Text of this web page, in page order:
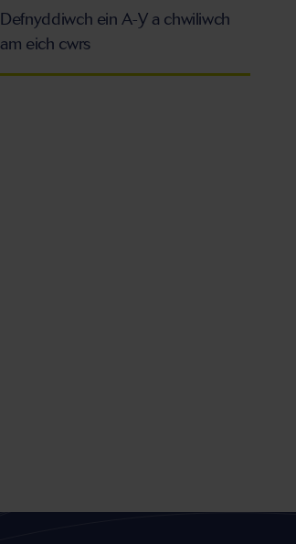
Defnyddiwch ein A-Y a chwiliwch
am eich cwrs